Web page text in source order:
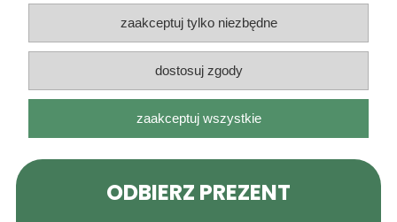
Informacje
O nas
Rarytasy Dolnośląskie | ul. Olszewskiego 99, 51-638 Wrocław |
kontakt@rarytasydolnoslaskie.pl|537 71 71 71| NIP: 8982036706 |
pokaż pełną wersję strony
zaakceptuj tylko niezbędne
dostosuj zgody
zaakceptuj wszystkie